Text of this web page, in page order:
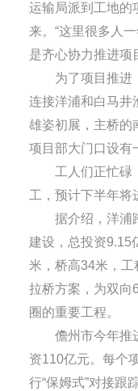
运输局派到工地的
来。“这里很多人
是齐心协力推进项
为了项目推进，
连接洋浦和白马井
雄姿初展，主桥的
项目部大门口设有
工人们正忙碌，
工，预计下半年将
据介绍，洋浦跨
建设，总投资9.15
米，桥高34米，
拉桥方案，为双向
圈的重要工程。
儋州市今年推进
资110亿元。每个
行“保姆式”对接跟